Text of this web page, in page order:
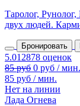
Таролог,
двух людей.
Бронировать
85 руб 0 руб / мин.
85 руб / мин.
Нет на линии
Лада Огнева